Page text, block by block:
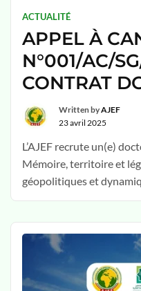
ACTUALITÉ
APPEL À
N°001/AC/
CONTRAT
Written byAJEF
23 avril 2025
L’AJEF recrute un(e)
Mémoire, territoire et
géopolitiques et